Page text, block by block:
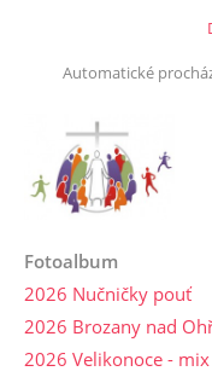
Automatické
Fotoalbum
2026 Nučničky pouť
2026 Brozany nad
2026 Velikonoce - mix